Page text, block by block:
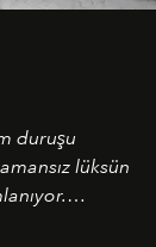
duruşu
lüksün